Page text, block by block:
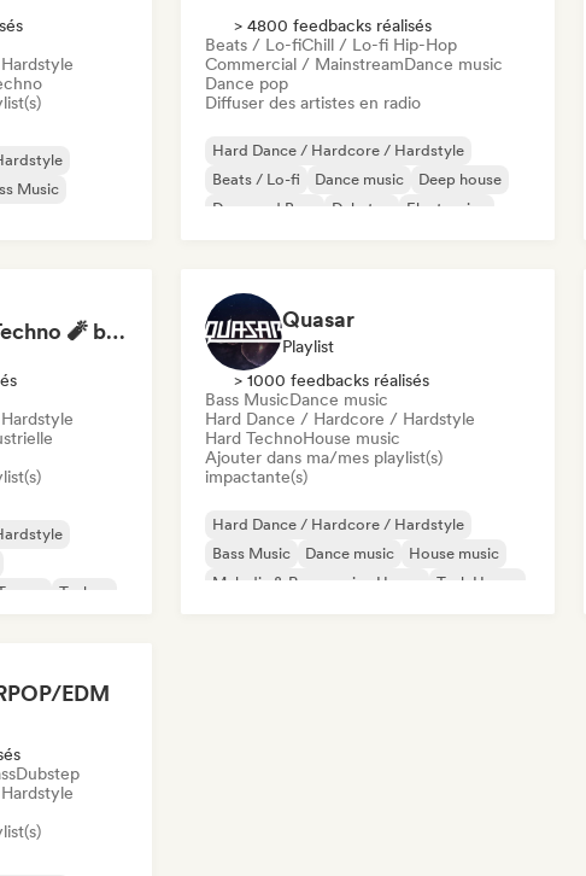
Music
> 4800 feedbacks réalisés
Beats / Lo-fiChill / Lo-fi Hip-Hop
Commercial / MainstreamDance music
Dance pop
Diffuser des artistes en radio
Hard Dance / Hardcore / Hardstyle
Beats / Lo-fi
Dance music
Deep house
Drum and Bass
Dubstep
Electronica
Club Hard Techno 🧨 by ThisisRey3Rocco
Techno
Quasar
Playlist
> 1000 feedbacks réalisés
Bass MusicDance music
Hard Dance / Hardcore / Hardstyle
Hard TechnoHouse music
Ajouter dans ma/mes playlist(s)
impactante(s)
Hard Dance / Hardcore / Hardstyle
Bass Music
Dance music
House music
Melodic & Progressive House
Tech House
EDM
Dubstep